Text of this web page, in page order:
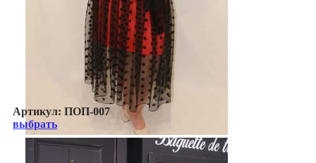
Артикул: ПОП-007
выбрать